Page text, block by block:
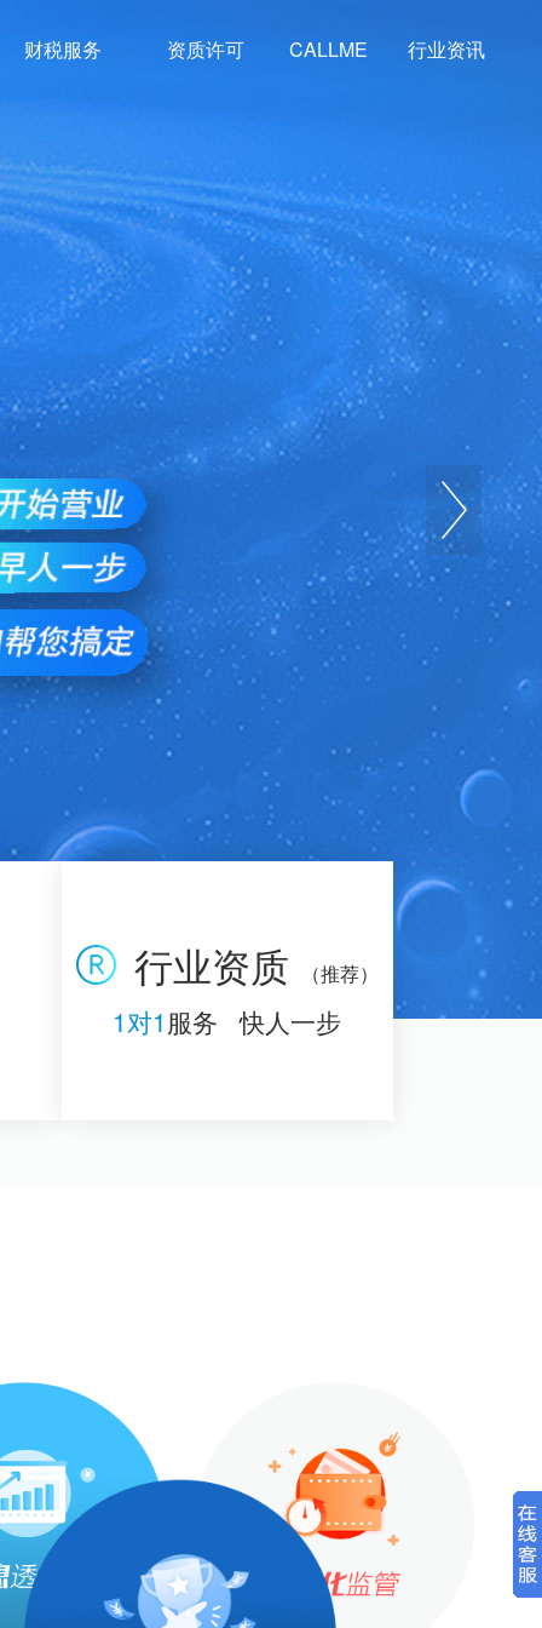
财税服务 资质许可 CALLME 行业资讯
行业资质 （推荐）
1对1 服务 快人一步